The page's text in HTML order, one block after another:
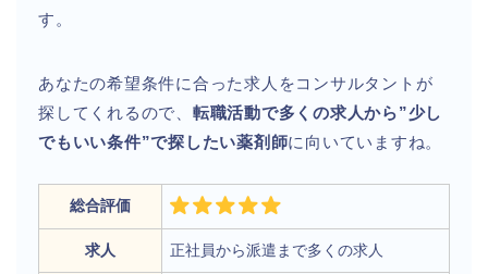
す。
あなたの希望条件に合った求人をコンサルタントが
探してくれるので、 転職活動で多くの求人から”少し
でもいい条件”で探したい薬剤師に向いていますね。
総合評価
求人 正社員から派遣まで多くの求人